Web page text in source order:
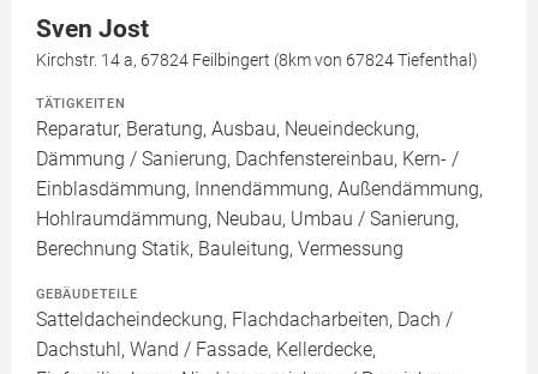
Sven Jost
Kirchstr. 14 a, 67824 Feilbingert (8km von 67824 Tiefenthal)
TÄTIGKEITEN
Reparatur, Beratung, Ausbau, Neueindeckung,
Dämmung / Sanierung, Dachfenstereinbau, Kern- /
Einblasdämmung, Innendämmung, Außendämmung,
Hohlraumdämmung, Neubau, Umbau / Sanierung,
Berechnung Statik, Bauleitung, Vermessung
GEBÄUDETEILE
Satteldacheindeckung, Flachdacharbeiten, Dach /
Dachstuhl, Wand / Fassade, Kellerdecke,